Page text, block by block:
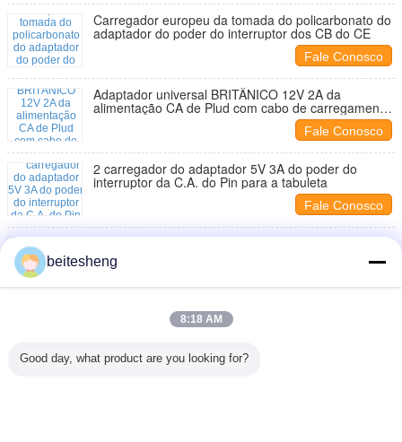
Carregador europeu da tomada do policarbonato do
adaptador do poder do interruptor dos CB do CE
Fale Conosco
Adaptador universal BRITÂNICO 12V 2A da
alimentação CA de Plud com cabo de carregamento
Fale Conosco
2 carregador do adaptador 5V 3A do poder do
interruptor da C.A. do Pin para a tabuleta
Fale Conosco
Tomada portátil de Coreia do adaptador do poder do
interruptor de grande eficacia
Adaptador do UL do carregador do telemóvel da
fonte de alimentação da tomada 12V 2A dos E.U. do
beitesheng
8:18 AM
Good day, what product are you looking for?